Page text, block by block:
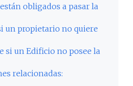
obligados a pasar la
un propietario no quiere
si un Edificio no posee la
relacionadas: